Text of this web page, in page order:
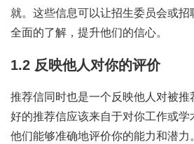
就。这些信息可以让招生委员会或
全面的了解，提升他们的信心。
1.2 反映他人对你的评价
推荐信同时也是一个反映他人对被
好的推荐信应该来自于对你工作或学
他们能够准确地评价你的能力和潜力